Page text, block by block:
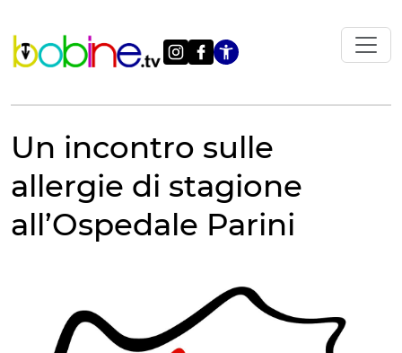
contenuto
Apri le
Un incontro sulle
allergie di stagione
all’Ospedale Parini